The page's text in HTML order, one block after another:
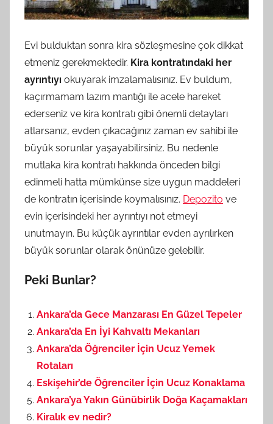
Evi bulduktan sonra kira sözleşmesine çok dikkat
etmeniz gerekmektedir. Kira kontratındaki her
ayrıntıyı okuyarak imzalamalısınız. Ev buldum,
kaçırmamam lazım mantığı ile acele hareket
ederseniz ve kira kontratı gibi önemli detayları
atlarsanız, evden çıkacağınız zaman ev sahibi ile
büyük sorunlar yaşayabilirsiniz. Bu nedenle
mutlaka kira kontratı hakkında önceden bilgi
edinmeli hatta mümkünse size uygun maddeleri
de kontratın içerisinde koymalısınız. Depozito ve
evin içerisindeki her ayrıntıyı not etmeyi
unutmayın. Bu küçük ayrıntılar evden ayrılırken
büyük sorunlar olarak önünüze gelebilir.
Peki Bunlar?
Ankara’da Gece Manzarası En Güzel Tepeler
Ankara’da En İyi Kahvaltı Mekanları
Ankara’da Öğrenciler İçin Ucuz Yemek
Rotaları
Eskişehir’de Öğrenciler İçin Ucuz Konaklama
Ankara’ya Yakın Günübirlik Doğa Kaçamakları
Kiralık ev nedir?